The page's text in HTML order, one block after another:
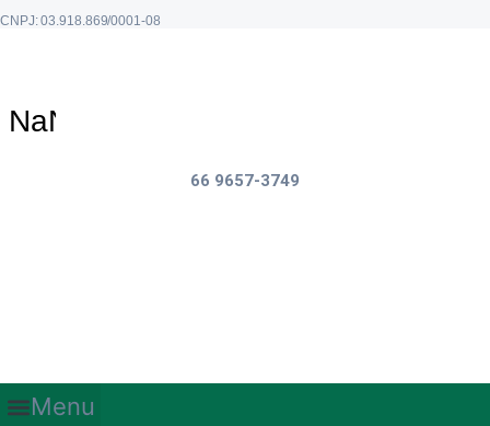
CNPJ:03.918.869/0001-08
66 9657-3749
Menu